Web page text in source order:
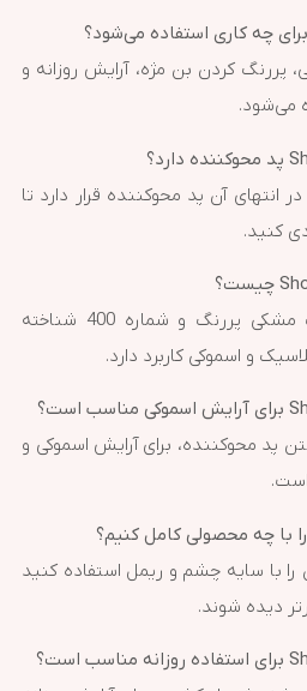
کردن بن مژه، آرایش روزانه و
می‌شود.
آن پد محوکننده قرار دارد تا
کنید.
این محصول معمولاً با رنگ مشکی پررنگ و شماره 400 شناخته
و اسموکی کاربرد دارد.
پد محوکننده، برای آرایش اسموکی و
را با سایه چشم و ریمل استفاده کنید
دیده شوند.